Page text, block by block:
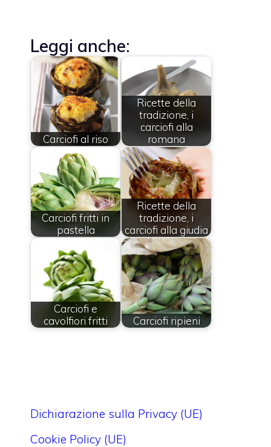
Leggi anche:
Carciofi al riso
Ricette della
tradizione, i
carciofi alla
romana
Carciofi fritti in
pastella
Ricette della
tradizione, i
carciofi alla giudia
Carciofi e
cavolfiori fritti
Carciofi ripieni
Dichiarazione sulla Privacy (UE)
Cookie Policy (UE)